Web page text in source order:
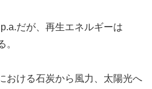
だが、再生エネルギーは
。
おける石炭から風力、太陽光へ